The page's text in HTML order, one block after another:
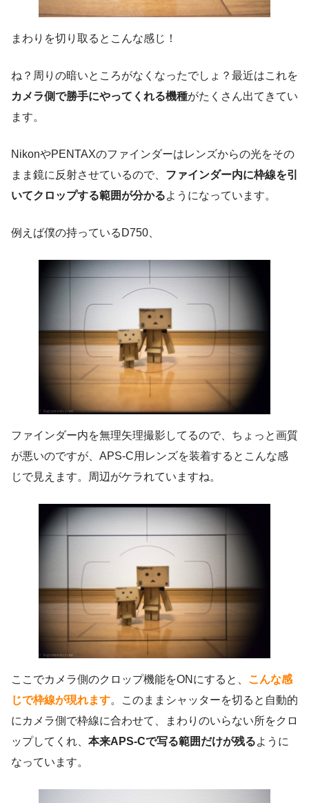
まわりを切り取るとこんな感じ！
ね？周りの暗いところがなくなったでしょ？最近はこれを
カメラ側で勝手にやってくれる機種がたくさん出てきてい
ます。
NikonやPENTAXのファインダーはレンズからの光をその
まま鏡に反射させているので、 ファインダー内に枠線を引
いてクロップする範囲が分かるようになっています。
例えば僕の持っているD750、
ファインダー内を無理矢理撮影してるので、ちょっと画質
が悪いのですが、APS-C用レンズを装着するとこんな感
じで見えます。周辺がケラれていますね。
ここでカメラ側のクロップ機能をONにすると、 こんな感
じで枠線が現れます。このままシャッターを切ると自動的
にカメラ側で枠線に合わせて、まわりのいらない所をクロ
ップしてくれ、 本来APS-Cで写る範囲だけが残るように
なっています。